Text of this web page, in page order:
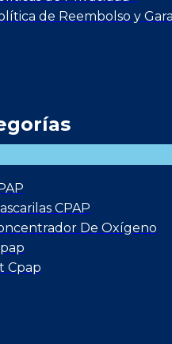
de Reembolso y
CPAP
De Oxígeno
Cpap